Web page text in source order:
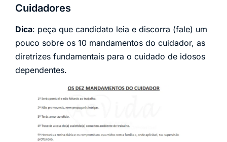
Cuidadores
Dica: peça que candidato leia e discorra (fale) um
pouco sobre os 10 mandamentos do cuidador, as
diretrizes fundamentais para o cuidado de idosos
dependentes.